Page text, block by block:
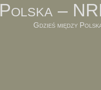
Polska –
Gdzieś między